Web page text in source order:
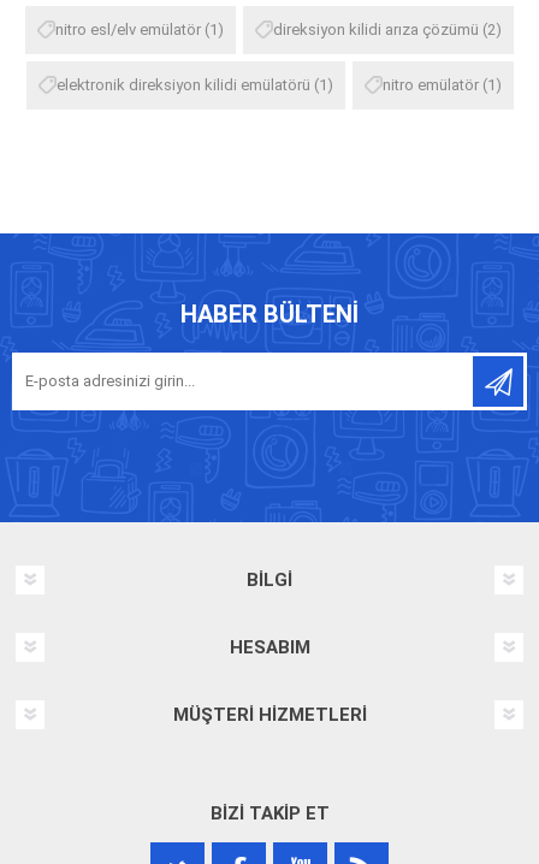
nitro esl/elv emülatör (1) direksiyon kilidi arıza çözümü (2)
elektronik direksiyon kilidi emülatörü (1) nitro emülatör (1)
HABER BÜLTENI
BILGI
HESABIM
MÜŞTERI HIZMETLERI
BIZI TAKIP ET